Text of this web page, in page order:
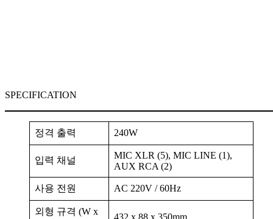
SPECIFICATION
정격 출력 240W
입력 채널
MIC XLR (5), MIC LINE (1),
AUX RCA (2)
사용 전원 AC 220V / 60Hz
외형 규격 (W x